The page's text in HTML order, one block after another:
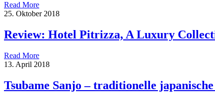
Read More
25. Oktober 2018
Review: Hotel Pitrizza, A Luxury
Read More
13. April 2018
Tsubame Sanjo – traditionelle